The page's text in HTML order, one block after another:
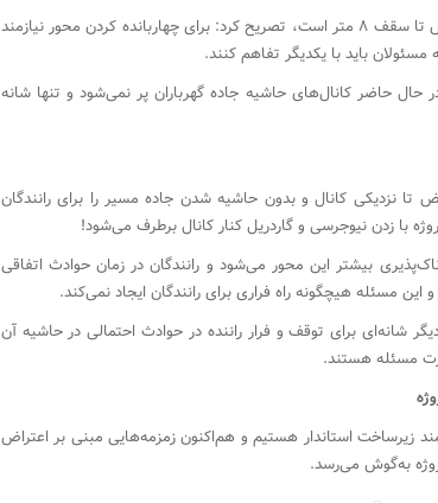
وی با بیان اینکه نظر اداره راه و شهرسازی بر تعریض تا سقف ۸ متر است، تصریح کرد: برای چهاربانده کردن محور نیازمند
باید با یکدیگر تفاهم کنند.
حاضر کانال‌های حاشیه جاده گهرباران پر نمی‌شود و تنها شانه
تا نزدیکی کانال و بدون حاشیه شدن جاده مسیر را برای رانندگان
با زدن نیوجرسی و گاردریل کنار کانال برطرف می‌شود!
بیشتر این محور می‌شود و رانندگان در زمان حوادث اتفاقی
مسئله هیچگونه راه فراری برای رانندگان ایجاد نمی‌کند.
شانه‌ای برای توقف و فرار راننده در حوادث احتمالی در حاشیه آن
مسئله هستند.
زیرساخت استاندار هستیم و هم‌اکنون زمزمه‌هایی مبنی بر اعتراض
به‌گوش می‌رسد.